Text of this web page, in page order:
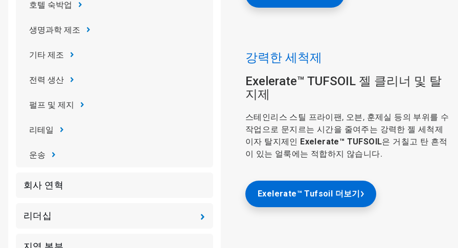
호텔 숙박업
생명과학 제조
기타 제조
전력 생산
펄프 및 제지
리테일
운송
회사 연혁
리더십
강력한 세척제
Exelerate™ TUFSOIL 젤 클리너 및 탈
지제
스테인리스 스틸 프라이팬, 오븐, 훈제실 등의 부위를 수
작업으로 문지르는 시간을 줄여주는 강력한 젤 세척제
이자 탈지제인 Exelerate™ TUFSOIL은 거칠고 탄 흔적
이 있는 얼룩에는 적합하지 않습니다.
Exelerate™ Tufsoil 더보기